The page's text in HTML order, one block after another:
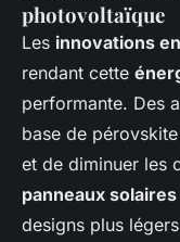
photovoltaïque
Les innovations
rendant cette
performante. Des
base de
et de diminuer les
panneaux solaires
designs plus